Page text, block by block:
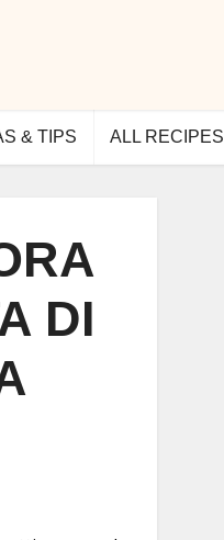
& TIPS ALL RECIPES
DI